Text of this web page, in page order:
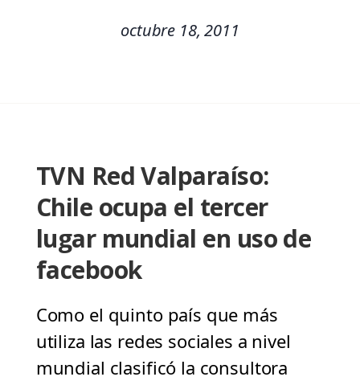
octubre 18, 2011
TVN Red Valparaíso:
Chile ocupa el tercer
lugar mundial en uso de
facebook
Como el quinto país que más
utiliza las redes sociales a nivel
mundial clasificó la consultora